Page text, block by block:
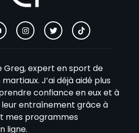
Greg, expert en sport de
J’ai déjà aidé plus
confiance en eux et à
leur entraînement grâce à
mes programmes
ligne.